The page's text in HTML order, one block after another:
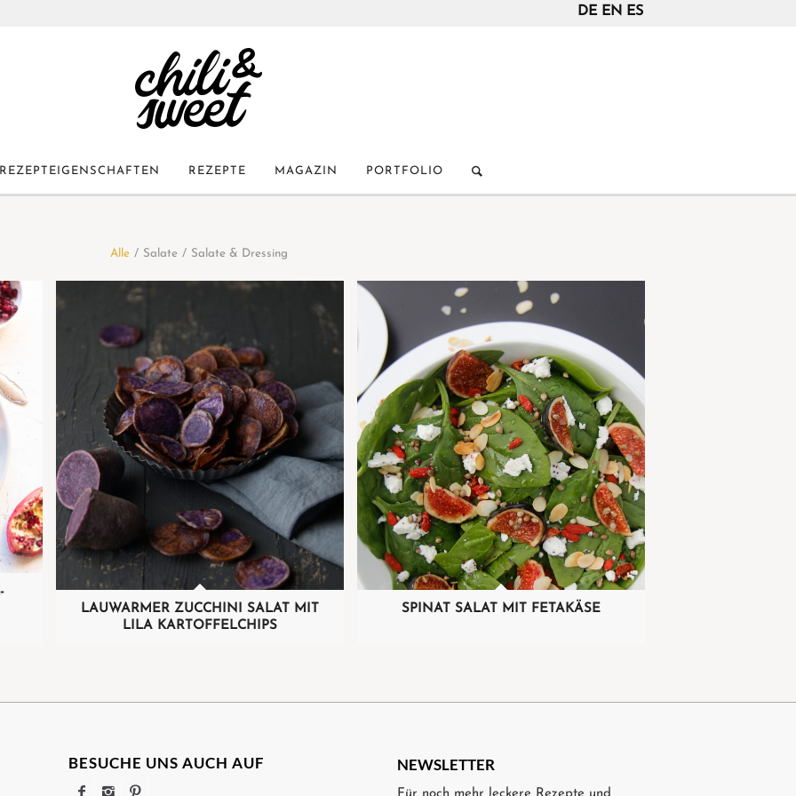
DE EN ES
REZEPTE MAGAZIN PORTFOLIO
Alle / Salate / Salate & Dressing
LAUWARMER ZUCCHINI SALAT MIT
LILA KARTOFFELCHIPS
SPINAT SALAT MIT FETAKÄSE
BESUCHE UNS AUCH AUF NEWSLETTER